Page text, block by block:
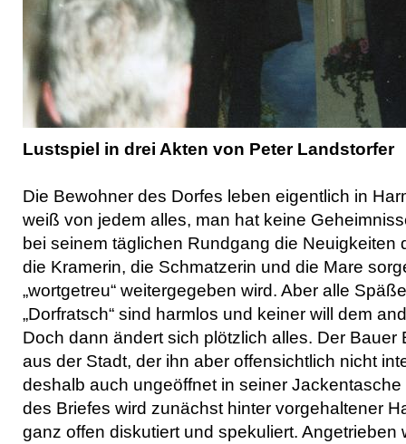
Lustspiel in drei Akten von Peter Landstorfer
Die Bewohner des Dorfes leben eigentlich in
weiß von jedem alles, man hat keine
bei seinem täglichen Rundgang die Neuigkeiten
die Kramerin, die Schmatzerin und die Mare
„wortgetreu“ weitergegeben wird. Aber alle
„Dorfratsch“ sind harmlos und keiner will dem
Doch dann ändert sich plötzlich alles. Der Bauer
aus der Stadt, der ihn aber offensichtlich nicht
deshalb auch ungeöffnet in seiner
des Briefes wird zunächst hinter vorgehaltener
ganz offen diskutiert und spekuliert. Angetrieben